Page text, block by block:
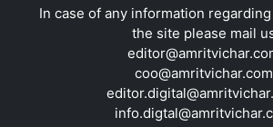
In case of any information
the site please mail
coo@amritvichar.com